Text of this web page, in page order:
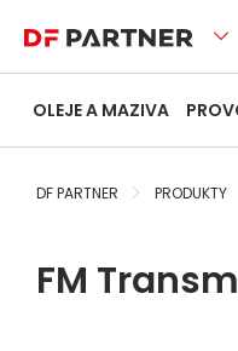
OLEJE A MAZIVA
DF PARTNER PRODUKTY
FM